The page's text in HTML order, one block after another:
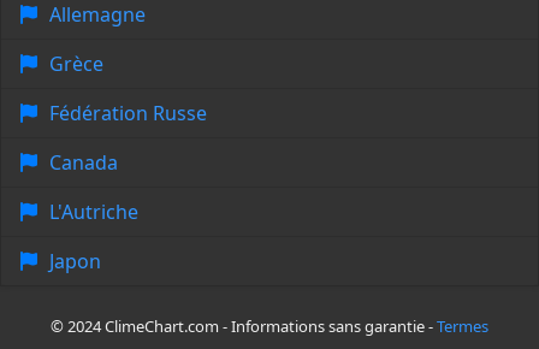
Allemagne
Grèce
Fédération Russe
Canada
L'Autriche
Japon
© 2024 ClimeChart.com - Informations sans garantie -Termes